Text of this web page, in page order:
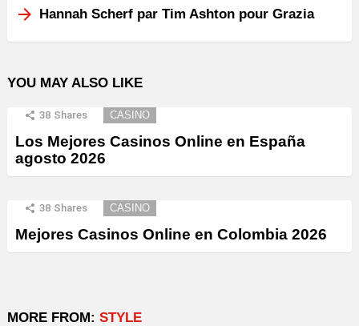
Hannah Scherf par Tim Ashton pour Grazia
YOU MAY ALSO LIKE
38 Shares CASINO
Los Mejores Casinos Online en España
agosto 2026
38 Shares CASINO
Mejores Casinos Online en Colombia 2026
MORE FROM: STYLE